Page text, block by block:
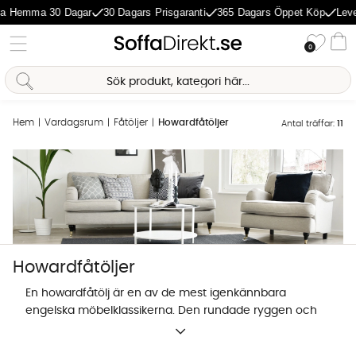
30 Dagar 30 Dagars Prisgaranti 365 Dagars Öppet Köp
0
Hem Vardagsrum Fåtöljer Howardfåtöljer Antal träffar: 11
Howardfåtöljer
En howardfåtölj är en av de mest igenkännbara
engelska möbelklassikerna. Den rundade ryggen och
de tydliga armstöden har formats fram under över
Sofia Direkt
AI-assistent